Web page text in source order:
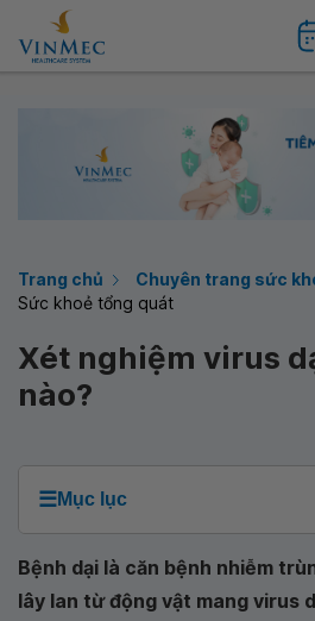
Trang chủ
Chuyên trang sức
Sức khoẻ tổng quát
Xét nghiệm virus
nào?
☰Mục lục
Bệnh dại là căn bệnh nhiễm
lây lan từ động vật mang virus